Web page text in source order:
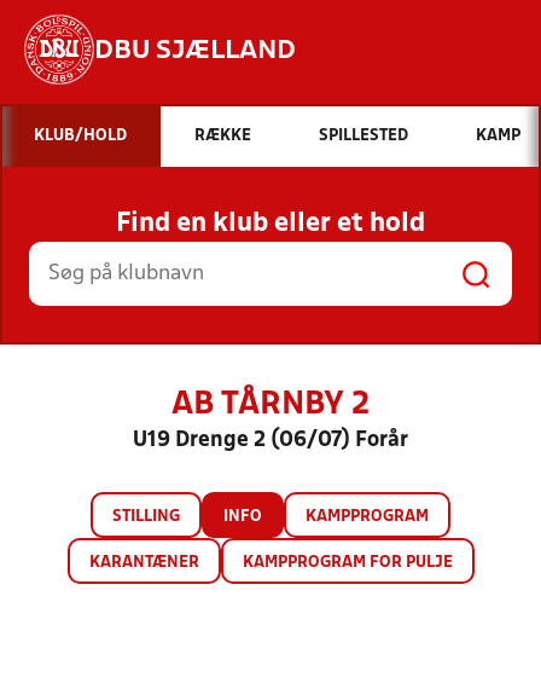
DBU SJÆLLAND
Hvad vil du søge efter?
INDHOLD OG NYHEDER
STILLINGER, RESULTATER, KLUBBER OG
HOLD
KLUB/HOLD RÆKKE SPILLESTED KAMP
Find en klub eller et hold
AB TÅRNBY 2
U19 Drenge 2 (06/07) Forår
STILLING INFO KAMPPROGRAM
KARANTÆNER KAMPPROGRAM FOR PULJE